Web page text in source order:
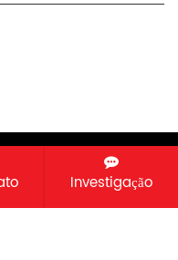
Sinajet Science and
reservados.Mapa do
Investigação